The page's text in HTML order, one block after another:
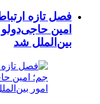
فصل تازه
امین
بین‌الملل شد